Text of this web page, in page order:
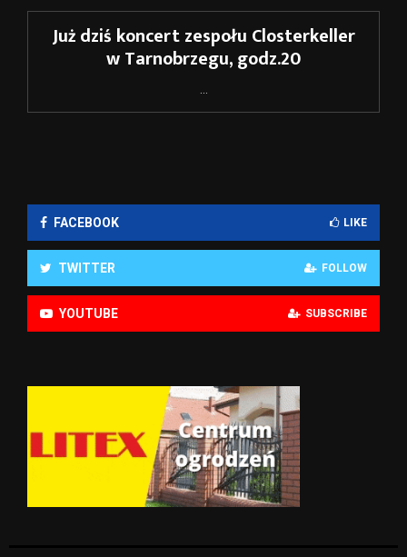
Już dziś koncert zespołu Closterkeller
w Tarnobrzegu, godz.20
FACEBOOK LIKE
TWITTER FOLLOW
YOUTUBE SUBSCRIBE